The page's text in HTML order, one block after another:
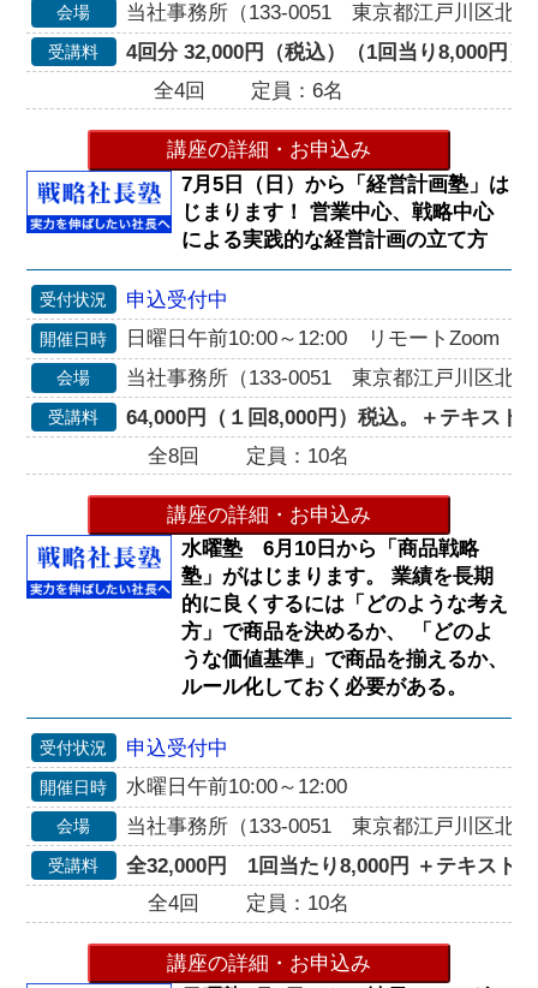
会場 当社事務所（133-0051 東京都江戸川区北
受講料
4回分 32,000円（税込）（1回当り8,000円）
全4回
定員：6名
講座の詳細・お申込み
7月5日（日）から「経営計画塾」は
じまります！ 営業中心、戦略中心
による実践的な経営計画の立て方
受付状況 申込受付中
開催日時 日曜日午前10:00～12:00 リモートZoom
会場 当社事務所（133-0051 東京都江戸川区北
受講料
64,000円（１回8,000円）税込。＋テキスト
全8回
定員：10名
講座の詳細・お申込み
水曜塾 6月10日から「商品戦略
塾」がはじまります。 業績を長期
的に良くするには「どのような考え
方」で商品を決めるか、 「どのよ
うな価値基準」で商品を揃えるか、
ルール化しておく必要がある。
受付状況 申込受付中
開催日時 水曜日午前10:00～12:00
会場 当社事務所（133-0051 東京都江戸川区北
受講料
全32,000円 1回当たり8,000円 ＋テキスト
全4回
定員：10名
講座の詳細・お申込み